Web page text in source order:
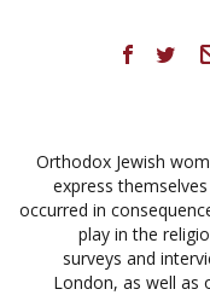
Orthodox Jewish
express
occurred in
play in the
surveys and
London, as well as